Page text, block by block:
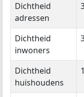
Dichtheid
adressen
Dichtheid
inwoners
Dichtheid
huishoudens